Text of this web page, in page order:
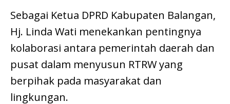
Sebagai Ketua DPRD Kabupaten Balangan,
Hj. Linda Wati menekankan pentingnya
kolaborasi antara pemerintah daerah dan
pusat dalam menyusun RTRW yang
berpihak pada masyarakat dan
lingkungan.